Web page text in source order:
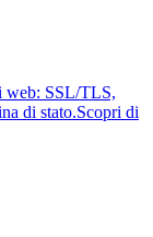
web: SSL/TLS,
di stato.Scopri di